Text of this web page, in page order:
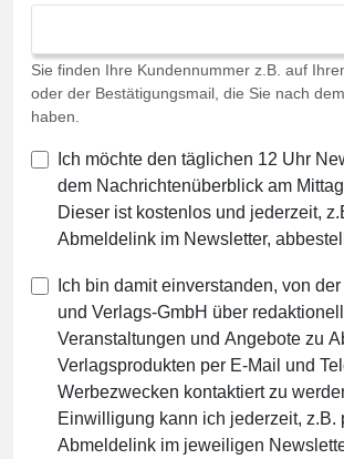
Sie finden Ihre Kundennummer z.B. auf
oder der Bestätigungsmail, die Sie nach
haben.
Ich möchte den täglichen 12 Uhr
dem Nachrichtenüberblick am
Dieser ist kostenlos und jederzeit,
Abmeldelink im Newsletter,
Ich bin damit einverstanden, von
und Verlags-GmbH über
Veranstaltungen und Angebote zu
Verlagsprodukten per E-Mail und
Werbezwecken kontaktiert zu
Einwilligung kann ich jederzeit, z.B.
Abmeldelink im jeweiligen